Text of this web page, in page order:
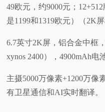
49欧元，约9000元；
是1199和1319欧元）（2K
6.7英寸2K屏，铝合金中框
xynos 2400），4900mAh电
主摄5000万像素+1200万像
有卫星通信和AI实时翻译。